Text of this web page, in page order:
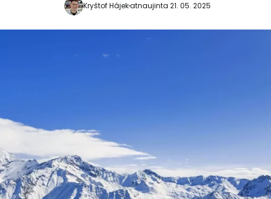
Kryštof Hájekatnaujinta 21. 05. 2025